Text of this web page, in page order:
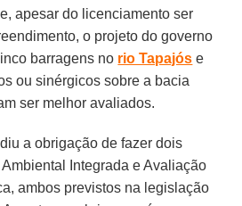
apesar do licenciamento ser
o projeto do governo
barragens no rio Tapajós e
ou sinérgicos sobre a bacia
ser melhor avaliados.
a obrigação de fazer dois
Integrada e Avaliação
ambos previstos na legislação